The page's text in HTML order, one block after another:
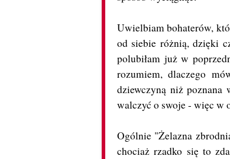
Uwielbiam bohaterów,
od siebie różnią, dzięki
polubiłam już w
rozumiem, dlaczego
dziewczyną niż
walczyć o swoje - więc w
Ogólnie "Żelazna
chociaż rzadko się to